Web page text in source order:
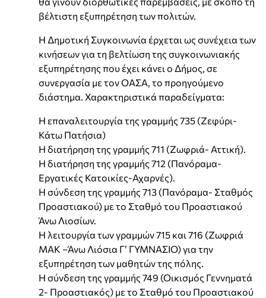
βέλτιστη εξυπηρέτηση των πολιτών.
Η Δημοτική Συγκοινωνία έρχεται ως συνέχεια των
κινήσεων για τη βελτίωση της συγκοινωνιακής
εξυπηρέτησης που έχει κάνει ο Δήμος, σε
συνεργασία με τον ΟΑΣΑ, το προηγούμενο
διάστημα. Χαρακτηριστικά παραδείγματα:
Η επαναλειτουργία της γραμμής 735 (Ζεφύρι-
Κάτω Πατήσια)
Η διατήρηση της γραμμής 711 (Ζωφριά- Αττική).
Η διατήρηση της γραμμής 712 (Πανόραμα-
Εργατικές Κατοικίες-Αχαρνές).
Η σύνδεση της γραμμής 713 (Πανόραμα- Σταθμός
Προαστιακού) με το Σταθμό του Προαστιακού
Άνω Λιοσίων.
Η λειτουργία των γραμμών 715 και 716 (Ζωφριά
ΜΑΚ –Άνω Λιόσια Γ’ ΓΥΜΝΑΣΙΟ) για την
εξυπηρέτηση των μαθητών της πόλης.
Η σύνδεση της γραμμής 749 (Οικισμός Γεννηματά
2- Προαστιακός) με το Σταθμό του Προαστιακού